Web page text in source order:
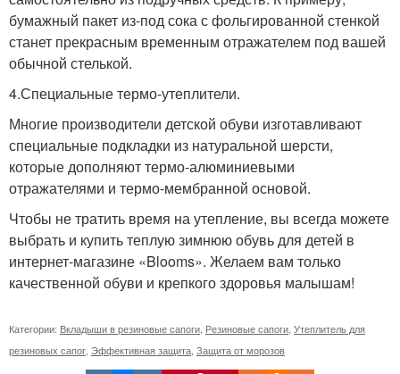
бумажный пакет из-под сока с фольгированной стенкой
станет прекрасным временным отражателем под вашей
обычной стелькой.
4.Специальные термо-утеплители.
Многие производители детской обуви изготавливают
специальные подкладки из натуральной шерсти,
которые дополняют термо-алюминиевыми
отражателями и термо-мембранной основой.
Чтобы не тратить время на утепление, вы всегда можете
выбрать и купить теплую зимнюю обувь для детей в
интернет-магазине «Blooms». Желаем вам только
качественной обуви и крепкого здоровья малышам!
Категории: Вкладыши в резиновые сапоги Резиновые сапоги Утеплитель для
резиновых сапог Эффективная защита Защита от морозов